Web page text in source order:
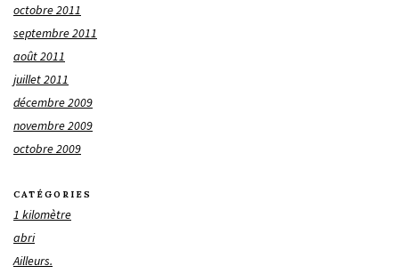
octobre 2011
septembre 2011
août 2011
juillet 2011
décembre 2009
novembre 2009
octobre 2009
CATÉGORIES
1 kilomètre
abri
Ailleurs.